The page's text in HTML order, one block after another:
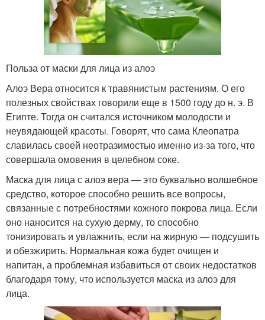
Польза от маски для лица из алоэ
Алоэ Вера относится к травянистым растениям. О его
полезных свойствах говорили еще в 1500 году до н. э. В
Египте. Тогда он считался источником молодости и
неувядающей красоты. Говорят, что сама Клеопатра
славилась своей неотразимостью именно из-за того, что
совершала омовения в целебном соке.
Маска для лица с алоэ вера — это буквально волшебное
средство, которое способно решить все вопросы,
связанные с потребностями кожного покрова лица. Если
оно наносится на сухую дерму, то способно
тонизировать и увлажнить, если на жирную — подсушить
и обезжирить. Нормальная кожа будет очищен и
напитан, а проблемная избавиться от своих недостатков
благодаря тому, что используется маска из алоэ для
лица.